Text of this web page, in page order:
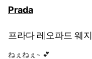
Prada
프라다 레오파드 웨
ねぇねぇ~ 💕